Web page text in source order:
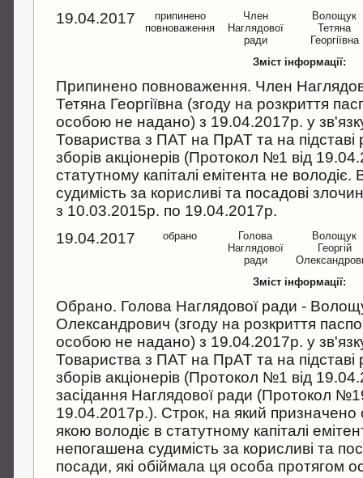
19.04.2017
припинено
повноваження
Член
Наглядової
ради
Волощук
Тетяна
Георгіївна
Зміст інформації:
Припинено повноваження. Член
Тетяна Георгіївна (згоду на розкриття
особою не надано) з 19.04.2017р. у
Товариства з ПАТ на ПрАТ та на підставі
зборів акціонерів (Протокол №1 від
статутному капіталі емітента не
судимість за корисливі та посадові
з 10.03.2015р. по 19.04.2017р.
19.04.2017
обрано
Голова
Наглядової
ради
Волощук
Георгій
Зміст інформації:
Обрано. Голова Наглядової ради -
Олександрович (згоду на розкриття
особою не надано) з 19.04.2017р. у
Товариства з ПАТ на ПрАТ та на підставі
зборів акціонерів (Протокол №1 від
засідання Наглядової ради (Протокол
19.04.2017р.). Строк, на який призначено
якою володіє в статутному капіталі
непогашена судимість за корисливі та
посади, які обіймала ця особа протягом